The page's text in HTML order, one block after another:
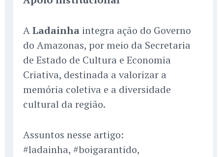
ALadainha integra ação do Governo
do Amazonas, por meio da Secretaria
de Estado de Cultura e Economia
Criativa, destinada a valorizar a
memória coletiva e a diversidade
cultural da região.
Assuntos nesse artigo:
#ladainha, #boigarantido,